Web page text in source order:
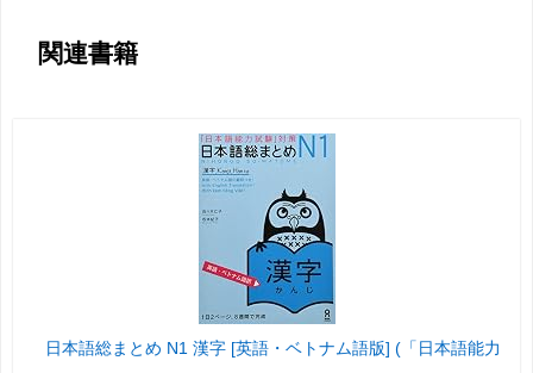
関連書籍
日本語総まとめ N1 漢字 [英語・ベトナム語版] (「日本語能力